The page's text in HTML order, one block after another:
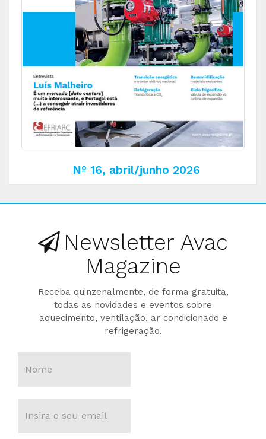
Nº 16, abril/junho 2026
Newsletter Avac
Magazine
Receba quinzenalmente, de forma gratuita,
todas as novidades e eventos sobre
aquecimento, ventilação, ar condicionado e
refrigeração.